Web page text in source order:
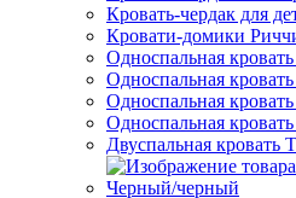
Кровать-чердак для
Кровати-домики
Односпальная
Односпальная
Односпальная
Односпальная
Двуспальная кровать